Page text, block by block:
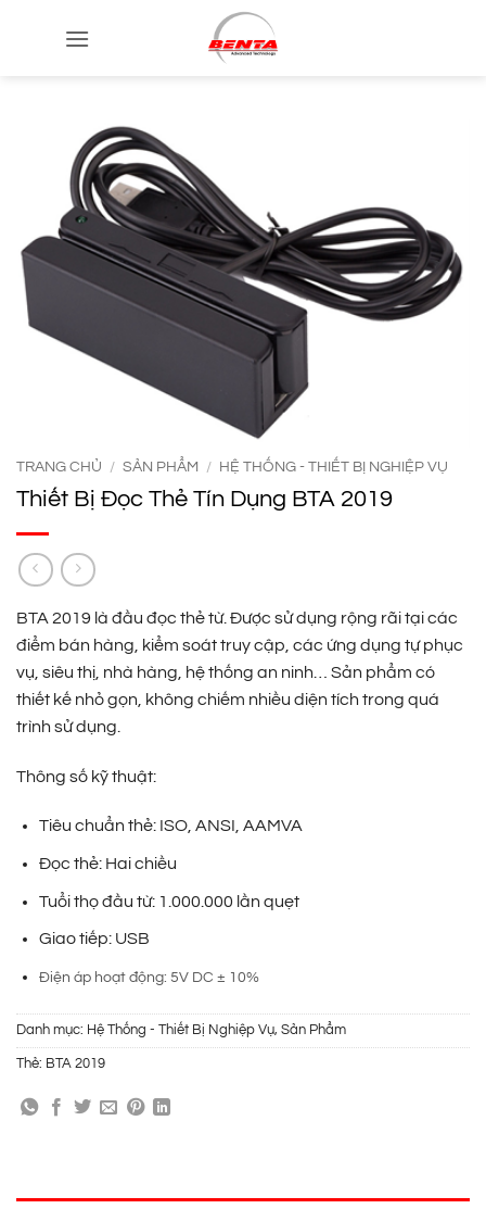
TRANG CHỦ / SẢN PHẨM / HỆ THỐNG - THIẾT BỊ NGHIỆP VỤ
Thiết Bị Đọc Thẻ Tín Dụng BTA 2019
BTA 2019 là đầu đọc thẻ từ. Được sử dụng rộng rãi tại các
điểm bán hàng, kiểm soát truy cập, các ứng dụng tự phục
vụ, siêu thị, nhà hàng, hệ thống an ninh… Sản phẩm có
thiết kế nhỏ gọn, không chiếm nhiều diện tích trong quá
trình sử dụng.
Thông số kỹ thuật:
Tiêu chuẩn thẻ: ISO, ANSI, AAMVA
Đọc thẻ: Hai chiều
Tuổi thọ đầu từ: 1.000.000 lần quẹt
Giao tiếp: USB
Điện áp hoạt động: 5V DC ± 10%
Danh mục: Hệ Thống - Thiết Bị Nghiệp Vụ, Sản Phẩm
Thẻ: BTA 2019